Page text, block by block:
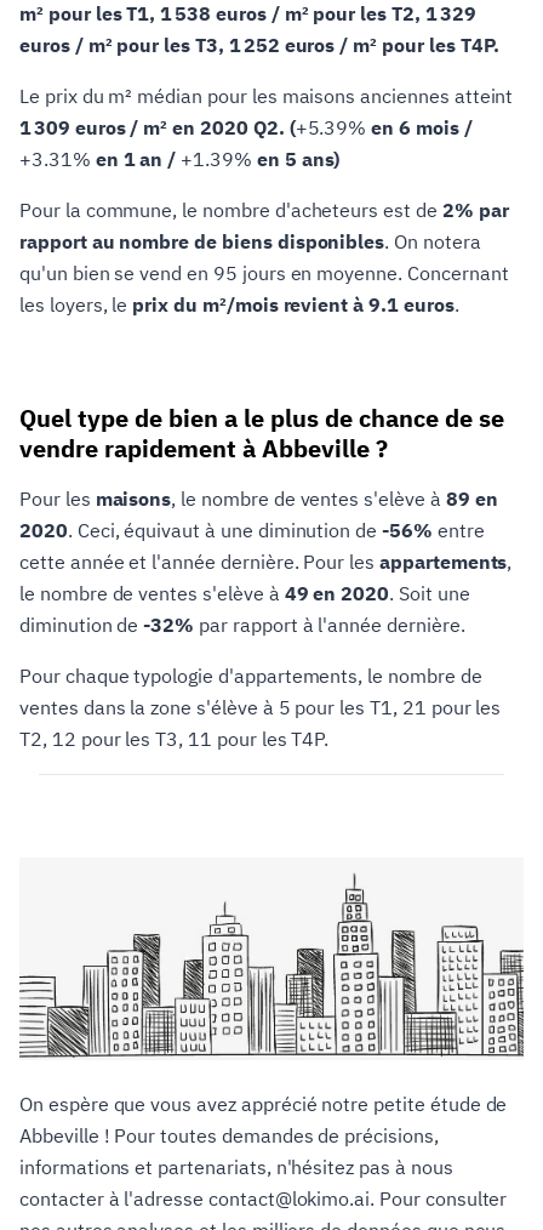
m² pour les T1, 1 538 euros / m² pour les T2, 1 329
euros / m² pour les T3, 1 252 euros / m² pour les T4P.
Le prix du m² médian pour les maisons anciennes atteint
1 309 euros / m² en 2020 Q2. (+5.39% en 6 mois /
+3.31% en 1 an / +1.39% en 5 ans)
Pour la commune, le nombre d'acheteurs est de 2% par
rapport au nombre de biens disponibles. On notera
qu'un bien se vend en 95 jours en moyenne. Concernant
les loyers, le prix du m²/mois revient à 9.1 euros.
Quel type de bien a le plus de chance de se
vendre rapidement à Abbeville ?
Pour les maisons, le nombre de ventes s'elève à 89 en
2020. Ceci, équivaut à une diminution de-56% entre
cette année et l'année dernière. Pour les appartements,
le nombre de ventes s'elève à 49 en 2020. Soit une
diminution de-32% par rapport à l'année dernière.
Pour chaque typologie d'appartements, le nombre de
ventes dans la zone s'élève à 5 pour les T1, 21 pour les
T2, 12 pour les T3, 11 pour les T4P.
On espère que vous avez apprécié notre petite étude de
Abbeville ! Pour toutes demandes de précisions,
informations et partenariats, n'hésitez pas à nous
contacter à l'adresse contact@lokimo.ai. Pour consulter